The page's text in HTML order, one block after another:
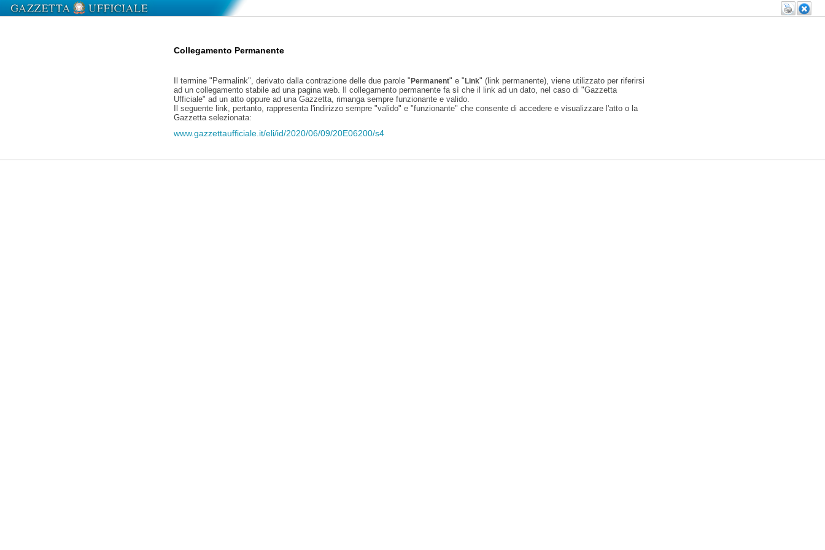
Collegamento Permanente
Il termine "Permalink", derivato dalla contrazione delle due parole "Permanent" e "Link" (link permanente), viene utilizzato per riferirsi
ad un collegamento stabile ad una pagina web. Il collegamento permanente fa sì che il link ad un dato, nel caso di "Gazzetta
Ufficiale" ad un atto oppure ad una Gazzetta, rimanga sempre funzionante e valido.
Il seguente link, pertanto, rappresenta l'indirizzo sempre "valido" e "funzionante" che consente di accedere e visualizzare l'atto o la
Gazzetta selezionata:
www.gazzettaufficiale.it/eli/id/2020/06/09/20E06200/s4